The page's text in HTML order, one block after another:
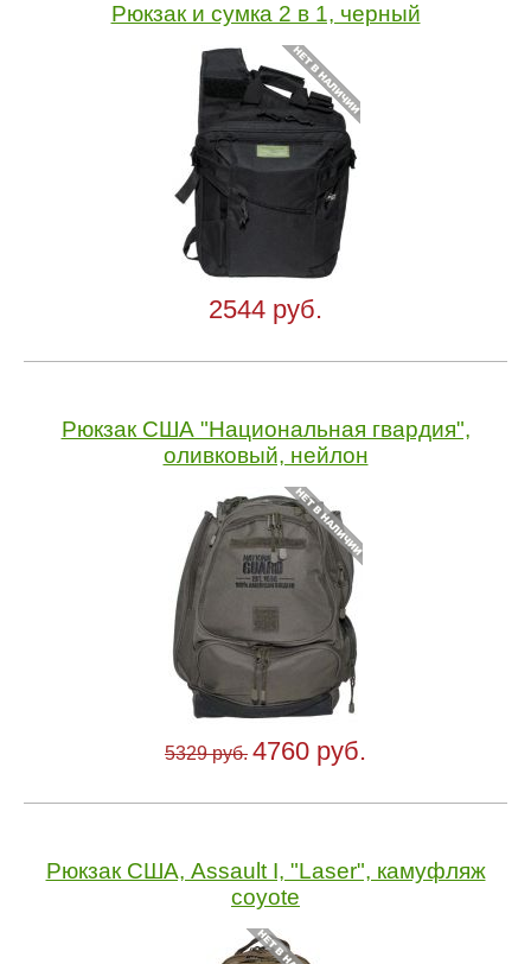
Рюкзак и сумка 2 в 1, черный
2544 руб.
Рюкзак США "Национальная гвардия",
оливковый, нейлон
5329 руб. 4760 руб.
Рюкзак США, Assault I, "Laser", камуфляж
coyote